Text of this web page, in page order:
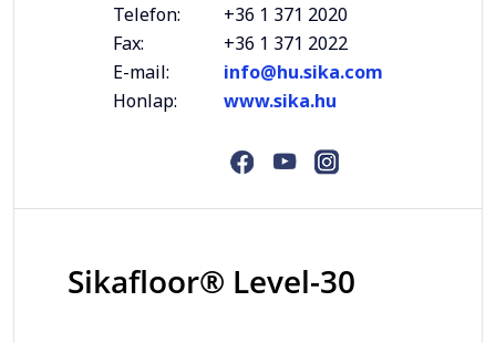
Telefon:
+36 1 371 2020
Fax:
+36 1 371 2022
E-mail:
info@hu.sika.com
Honlap:
www.sika.hu
Sikafloor® Level-30